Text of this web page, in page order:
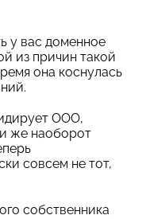
у вас доменное
из причин такой
она коснулась
ООО,
же наоборот
совсем не тот,
собственника